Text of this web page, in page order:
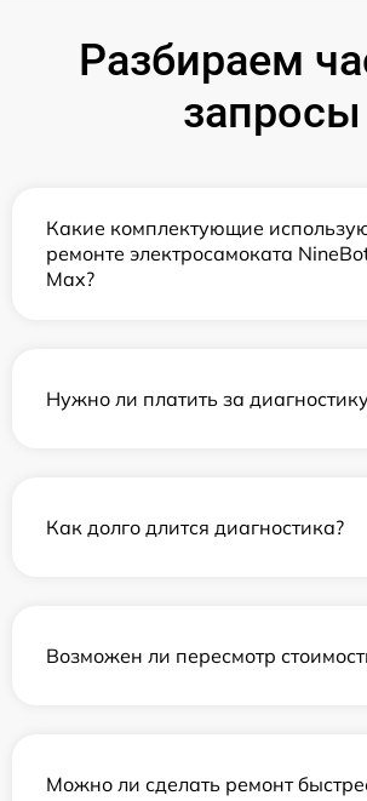
Разбираем
запросы
Какие комплектующие
ремонте электросамоката
Max?
Нужно ли платить за
Как долго длится диагностика?
Возможен ли пересмотр
Можно ли сделать ремонт